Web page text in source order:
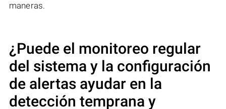
maneras.
¿Puede el monitoreo regular
del sistema y la configuración
de alertas ayudar en la
detección temprana y